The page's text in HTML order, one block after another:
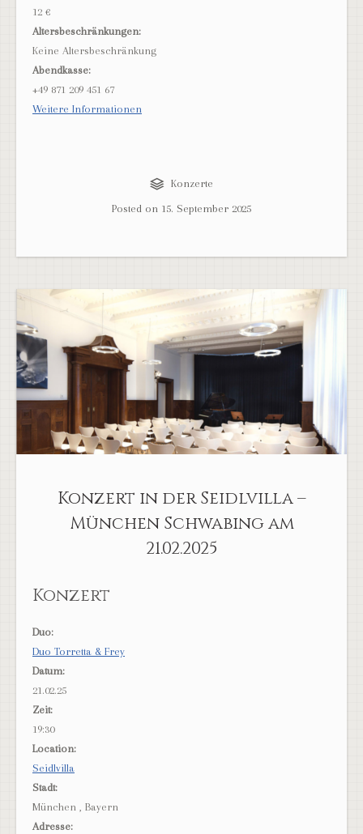
12 €
Altersbeschränkungen:
Keine Altersbeschränkung
Abendkasse:
+49 871 209 451 67
Weitere Informationen
Konzerte
Posted on 15. September 2025
Konzert in der Seidlvilla –
München Schwabing am
21.02.2025
Konzert
Duo:
Duo Torretta & Frey
Datum:
21.02.25
Zeit:
19:30
Location:
Seidlvilla
Stadt:
München , Bayern
Adresse: